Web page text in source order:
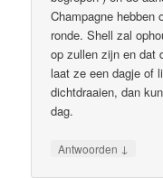
Champagne hebben
ronde. Shell zal
op zullen zijn en dat
laat ze een dagje of
dichtdraaien, dan
dag.
Antwoorden ↓